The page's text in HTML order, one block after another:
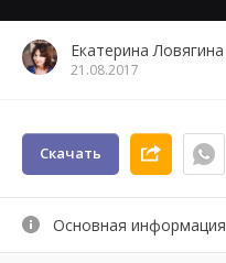
Екатерина Ловягина
21.08.2017
Скачать
Основная информация